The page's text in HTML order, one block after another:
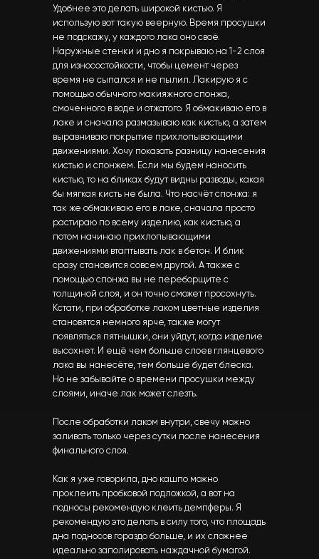
Удобнее это делать широкой кистью. Я
использую вот такую веерную. Время просушки
не подскажу, у каждого лака оно своё.
Наружные стенки и дно я покрываю на 1-2 слоя
для износостойкости, чтобы цемент через
время не сыпался и не пылил. Лакирую я с
помощью обычного макияжного спонжа,
смоченного в воде и отжатого. Я обмакиваю его в
лаке и сначала размазываю как кистью, а затем
выравниваю покрытие прихлопывающими
движениями. Хочу показать разницу нанесения
кистью и спонжем. Если мы будем наносить
кистью, то на бликах будут видны разводы, какая
бы мягкая кисть не была. Что насчёт спонжа: я
так же обмакиваю его в лаке, сначала просто
растираю по всему изделию, как кистью, а
потом начинаю прихлопывающими
движениями втаптывать лак в бетон. И блик
сразу становится совсем другой. А также с
помощью спонжа вы не переборщите с
толщиной слоя, и он точно сможет просохнуть.
Кстати, при обработке лаком цветные изделия
становятся немного ярче, также могут
появляться пятнышки, они уйдут, когда изделие
высохнет. И ещё чем больше слоев глянцевого
лака вы нанесёте, тем больше будет блеска.
Но не забывайте о времени просушки между
слоями, иначе лак может слезть.
После обработки лаком внутри, свечу можно
заливать только через сутки после нанесения
финального слоя.
Как я уже говорила, дно кашпо можно
проклеить пробковой подложкой, а вот на
подносы рекомендую клеить демпферы. Я
рекомендую это делать в силу того, что площадь
дна подносов гораздо больше, и их сложнее
идеально заполировать наждачной бумагой.